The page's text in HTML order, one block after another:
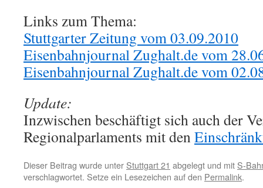
Links zum Thema:
Stuttgarter Zeitung vom 03.09.2010
Eisenbahnjournal Zughalt.de vom
Eisenbahnjournal Zughalt.de vom
Update:
Inzwischen beschäftigt sich auch der
Regionalparlaments mit den
Dieser Beitrag wurde unter Stuttgart 21 abgelegt und mit S-
verschlagwortet. Setze ein Lesezeichen auf den Permalink.